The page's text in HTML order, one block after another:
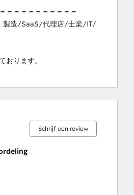
＝＝＝＝＝＝＝＝＝＝
製造/SaaS/代理店/士業/IT/
おります。
Schrijf een review